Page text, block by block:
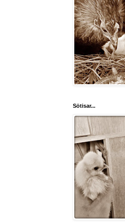
Sötisar...